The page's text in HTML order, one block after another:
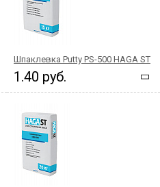
Шпаклевка Putty PS-500 HAGA ST
1.40 руб.